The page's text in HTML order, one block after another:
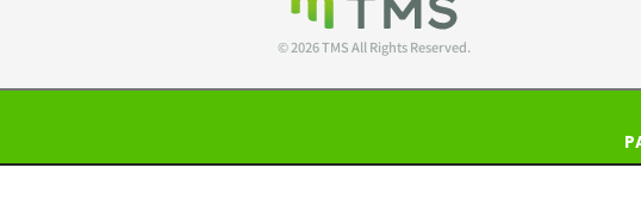
© 2026 TMS All Rights Reserved.